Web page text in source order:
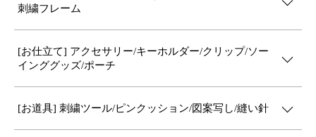
刺繍フレーム
[お仕立て] アクセサリー/キーホルダー/クリップ/ソー
インググッズ/ポーチ
[お道具] 刺繍ツール/ピンクッション/図案写し/縫い針